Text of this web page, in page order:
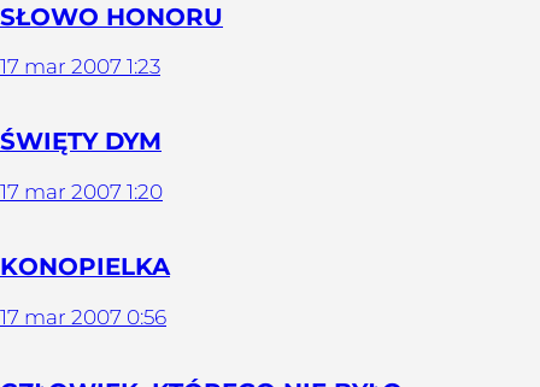
SŁOWO HONORU
17 mar 2007 1:23
ŚWIĘTY DYM
17 mar 2007 1:20
KONOPIELKA
17 mar 2007 0:56